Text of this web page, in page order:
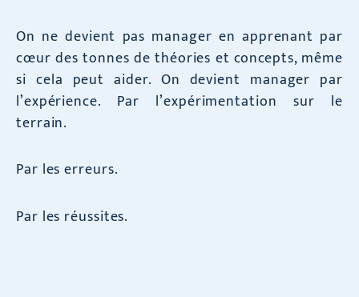
On ne devient pas manager en apprenant par
cœur des tonnes de théories et concepts, même
si cela peut aider. On devient manager par
l’expérience. Par l’expérimentation sur le
terrain.
Par les erreurs.
Par les réussites.